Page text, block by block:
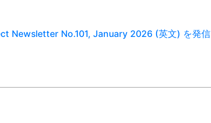
Newsletter No.101, January 2026 (英文) を発信